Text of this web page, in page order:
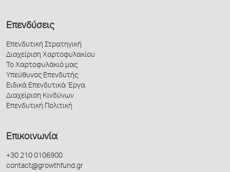
Επενδύσεις
Επενδυτική Στρατηγική
Διαχείριση Χαρτοφυλακίου
Το Χαρτοφυλάκιό μας
Υπεύθυνος Επενδυτής
Ειδικά Επενδυτικά Έργα
Διαχείριση Κινδύνων
Επενδυτική Πολιτική
Επικοινωνία
+30 210 0106900
contact@growthfund.gr